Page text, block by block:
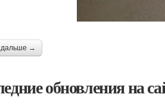
дальше →
обновления на